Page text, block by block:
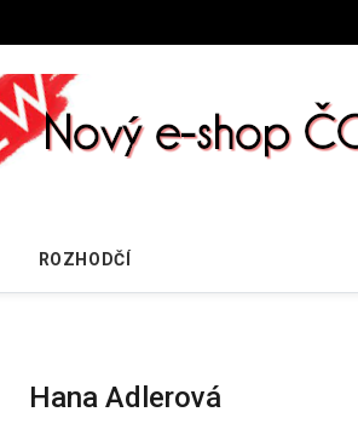
ROZHODČÍ
Hana Adlerová